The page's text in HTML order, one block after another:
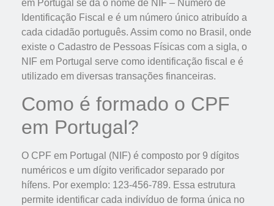
em Portugal se dá o nome de NIF – Número de
Identificação Fiscal e é um número único atribuído a
cada cidadão português. Assim como no Brasil, onde
existe o Cadastro de Pessoas Físicas com a sigla, o
NIF em Portugal serve como identificação fiscal e é
utilizado em diversas transações financeiras.
Como é formado o CPF
em Portugal?
O CPF em Portugal (NIF) é composto por 9 dígitos
numéricos e um dígito verificador separado por
hífens. Por exemplo: 123-456-789. Essa estrutura
permite identificar cada indivíduo de forma única no